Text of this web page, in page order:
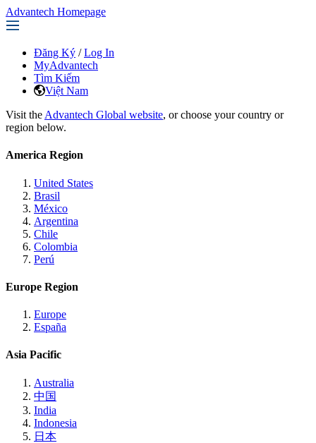
Advantech Homepage
Đăng Ký / Log In
MyAdvantech
Tìm Kiếm
Việt Nam
Visit the Advantech Global website, or choose your country or
region below.
America Region
United States
Brasil
México
Argentina
Chile
Colombia
Perú
Europe Region
Europe
España
Asia Pacific
Australia
中国
India
Indonesia
日本